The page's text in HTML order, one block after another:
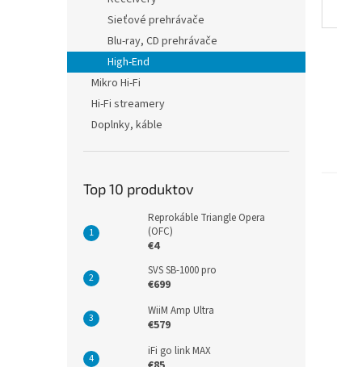
Sieťové prehrávače
Blu-ray, CD prehrávače
High-End
Mikro Hi-Fi
Hi-Fi streamery
Doplnky, káble
Top 10 produktov
Reprokáble Triangle Opera
(OFC)
€4
SVS SB-1000 pro
€699
WiiM Amp Ultra
€579
iFi go link MAX